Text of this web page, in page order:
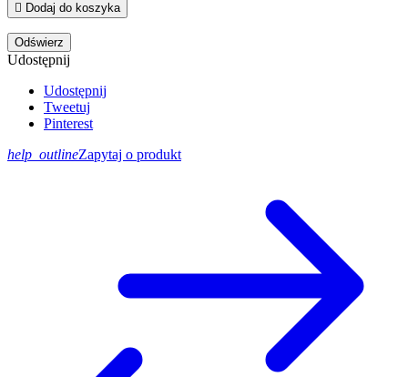
 Dodaj do koszyka
Udostępnij
Udostępnij
Tweetuj
Pinterest
help_outlineZapytaj o produkt